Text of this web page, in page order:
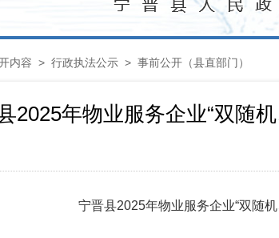
内容 > 行政执法公示 > 事前公开（县直部门）
2025年物业服务企业“双随
宁晋县2025年物业服务企业“双随